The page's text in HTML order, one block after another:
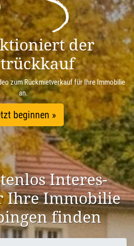
der
zum Rückmietverkauf für Ihre Immobilie
an.
beginnen »
Inter­es­
Ihre Immobilie
finden